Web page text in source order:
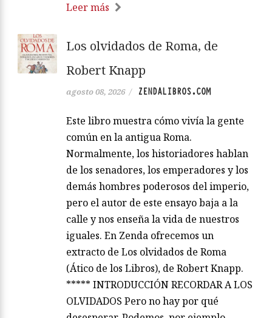
Leer más
Los olvidados de Roma, de
Robert Knapp
agosto 08, 2026 / ZENDALIBROS.COM
Este libro muestra cómo vivía la gente
común en la antigua Roma.
Normalmente, los historiadores hablan
de los senadores, los emperadores y los
demás hombres poderosos del imperio,
pero el autor de este ensayo baja a la
calle y nos enseña la vida de nuestros
iguales. En Zenda ofrecemos un
extracto de Los olvidados de Roma
(Ático de los Libros), de Robert Knapp.
***** INTRODUCCIÓN RECORDAR A LOS
OLVIDADOS Pero no hay por qué